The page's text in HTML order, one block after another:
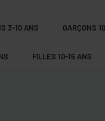
3-10 ANS GARÇONS
FILLES 10-15 ANS